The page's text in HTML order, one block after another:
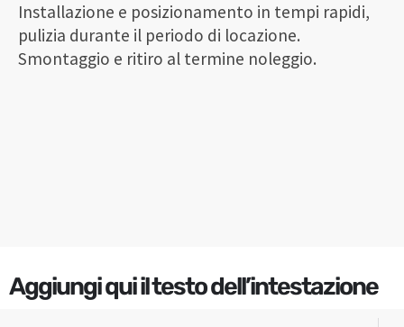
Installazione e posizionamento in tempi rapidi,
pulizia durante il periodo di locazione.
Smontaggio e ritiro al termine noleggio.
Aggiungi qui il testo dell’intestazione